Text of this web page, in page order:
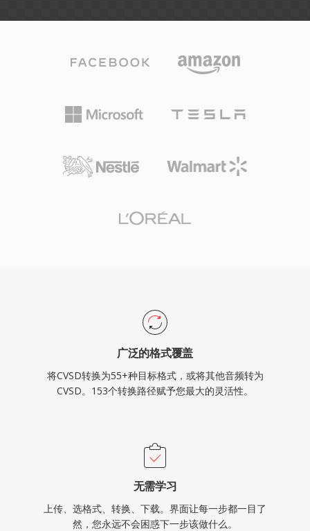
广泛的格式覆盖
将CVSD转换为55+种目标格式，或将其他音频转为
CVSD。153个转换路径赋予您最大的灵活性。
无需学习
上传、选格式、转换、下载。界面让每一步都一目了
然，您永远不会困惑下一步该做什么。